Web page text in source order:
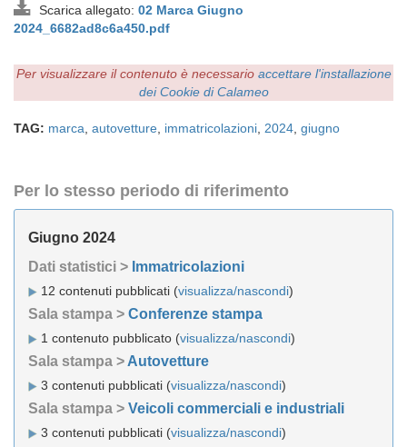
Scarica allegato: 02 Marca Giugno
2024_6682ad8c6a450.pdf
Per visualizzare il contenuto è necessario accettare l'installazione
dei Cookie di Calameo
TAG: marca autovetture immatricolazioni 2024 giugno
Per lo stesso periodo di riferimento
Giugno 2024
Dati statistici > Immatricolazioni
12 contenuti pubblicati (visualizza/nascondi)
Sala stampa > Conferenze stampa
1 contenuto pubblicato (visualizza/nascondi)
Sala stampa > Autovetture
3 contenuti pubblicati (visualizza/nascondi)
Sala stampa > Veicoli commerciali e industriali
3 contenuti pubblicati (visualizza/nascondi)